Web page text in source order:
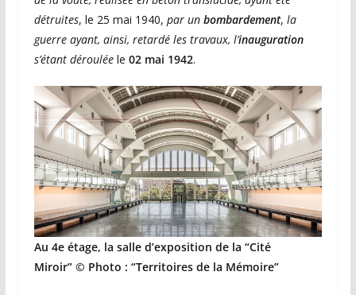
détruites, le 25 mai 1940, par un bombardement, la
guerre ayant, ainsi, retardé les travaux, l’inauguration
s’étant dérouléele 02 mai 1942.
Au 4e étage, la salle d’exposition de la “Cité
Miroir” © Photo : “Territoires de la Mémoire”